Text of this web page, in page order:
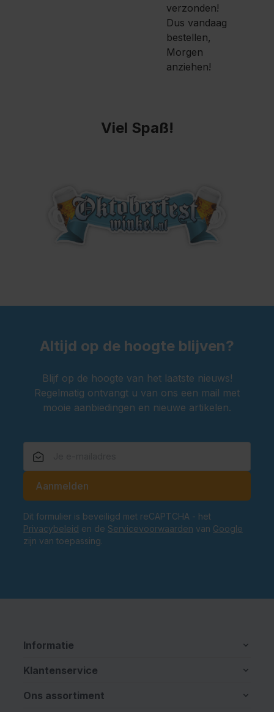
verzonden!
Dus vandaag
bestellen,
Morgen
anziehen!
Viel Spaß!
Altijd op de hoogte blijven?
Blijf op de hoogte van het laatste nieuws!
Regelmatig ontvangt u van ons een mail met
mooie aanbiedingen en nieuwe artikelen.
Aanmelden
Dit formulier is beveiligd met reCAPTCHA - het
Privacybeleid en de Servicevoorwaarden van Google
zijn van toepassing.
Informatie
Klantenservice
Ons assortiment